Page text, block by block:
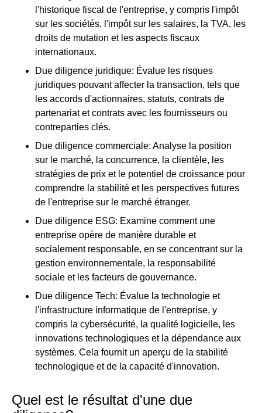
l'historique fiscal de l'entreprise, y compris l'impôt
sur les sociétés, l'impôt sur les salaires, la TVA, les
droits de mutation et les aspects fiscaux
internationaux.
Due diligence juridique: Évalue les risques
juridiques pouvant affecter la transaction, tels que
les accords d'actionnaires, statuts, contrats de
partenariat et contrats avec les fournisseurs ou
contreparties clés.
Due diligence commerciale: Analyse la position
sur le marché, la concurrence, la clientèle, les
stratégies de prix et le potentiel de croissance pour
comprendre la stabilité et les perspectives futures
de l'entreprise sur le marché étranger.
Due diligence ESG: Examine comment une
entreprise opère de manière durable et
socialement responsable, en se concentrant sur la
gestion environnementale, la responsabilité
sociale et les facteurs de gouvernance.
Due diligence Tech: Évalue la technologie et
l'infrastructure informatique de l'entreprise, y
compris la cybersécurité, la qualité logicielle, les
innovations technologiques et la dépendance aux
systèmes. Cela fournit un aperçu de la stabilité
technologique et de la capacité d'innovation.
Quel est le résultat d'une due